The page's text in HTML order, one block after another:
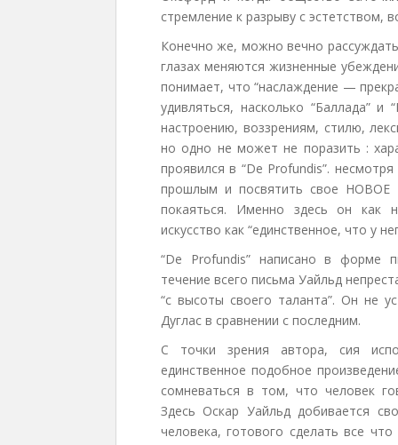
стремление к разрыву с эстетством,
Конечно же, можно вечно
глазах меняются жизненные
понимает, что “наслаждение —
удивляться, насколько “Баллада”
настроению, воззрениям, стилю,
но одно не может не поразить :
проявился в “De Profundis”.
прошлым и посвятить свое
покаяться. Именно здесь он как
искусство как “единственное, что у
“De Profundis” написано в форме
течение всего письма Уайльд
“с высоты своего таланта”. Он не
Дуглас в сравнении с последним.
С точки зрения автора, сия
единственное подобное
сомневаться в том, что человек
Здесь Оскар Уайльд добивается
человека, готового сделать все